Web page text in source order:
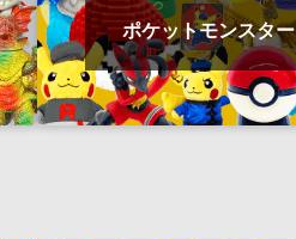
ポケットモンスター